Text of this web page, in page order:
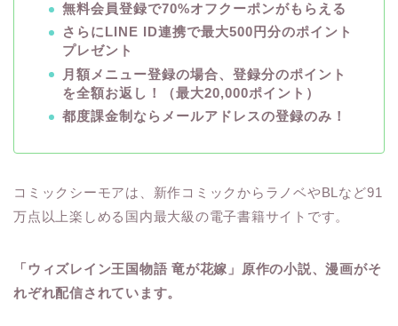
無料会員登録で70%オフクーポンがもらえる
さらにLINE ID連携で最大500円分のポイント
プレゼント
月額メニュー登録の場合、登録分のポイント
を全額お返し！（最大20,000ポイント）
都度課金制ならメールアドレスの登録のみ！
コミックシーモアは、新作コミックからラノベやBLなど91
万点以上楽しめる国内最大級の電子書籍サイトです。
「ウィズレイン王国物語 竜が花嫁」原作の小説、漫画がそ
れぞれ配信されています。